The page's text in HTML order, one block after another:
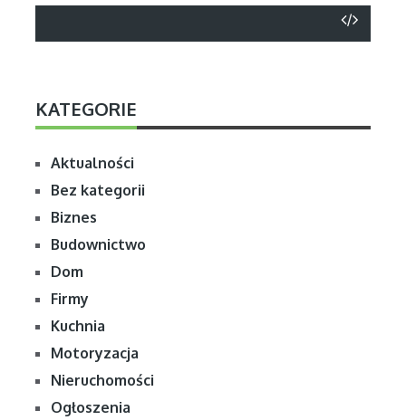
KATEGORIE
Aktualności
Bez kategorii
Biznes
Budownictwo
Dom
Firmy
Kuchnia
Motoryzacja
Nieruchomości
Ogłoszenia